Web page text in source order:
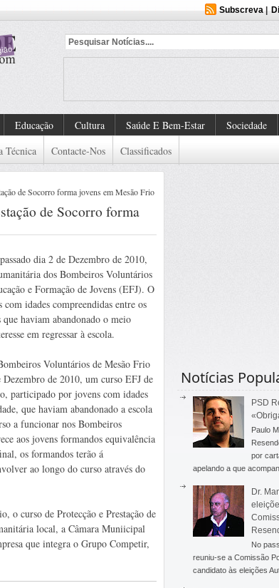
Subscreva|
Educação Cultura Saúde E Bem-Estar
Sociedade
Técnica Contacte-Nos Classificados
de Socorro forma jovens em Mesão Frio
de Socorro forma
dia 2 de Dezembro de 2010,
dos Bombeiros Voluntários
e Formação de Jovens (EFJ). O
idades compreendidas entre os
haviam abandonado o meio
em regressar à escola.
Voluntários de Mesão Frio
Dezembro de 2010, um curso EFJ de
participado por jovens com idades
que haviam abandonado a escola
a funcionar nos Bombeiros
aos jovens formandos equivalência
os formandos terão á
ao longo do curso através do
o curso de Protecção e Prestação de
local, a Câmara Muniicipal
que integra o Grupo Competir,
Notícias
PSD
Paulo
por
apelando a que
Dr.
No
reuniu-se a Comissão
candidato às eleições